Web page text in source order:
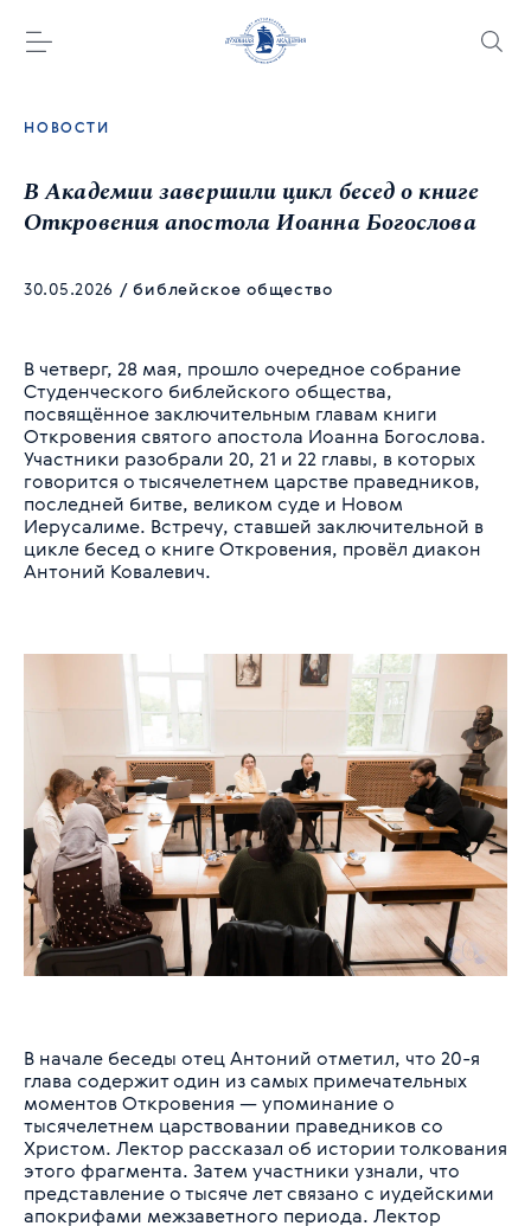
НОВОСТИ
В Академии завершили цикл бесед о книге
Откровения апостола Иоанна Богослова
30.05.2026 / библейское общество
В четверг, 28 мая, прошло очередное собрание
Студенческого библейского общества,
посвящённое заключительным главам книги
Откровения святого апостола Иоанна Богослова.
Участники разобрали 20, 21 и 22 главы, в которых
говорится о тысячелетнем царстве праведников,
последней битве, великом суде и Новом
Иерусалиме. Встречу, ставшей заключительной в
цикле бесед о книге Откровения, провёл диакон
Антоний Ковалевич.
В начале беседы отец Антоний отметил, что 20-я
глава содержит один из самых примечательных
моментов Откровения — упоминание о
тысячелетнем царствовании праведников со
Христом. Лектор рассказал об истории толкования
этого фрагмента. Затем участники узнали, что
представление о тысяче лет связано с иудейскими
апокрифами межзаветного периода. Лектор